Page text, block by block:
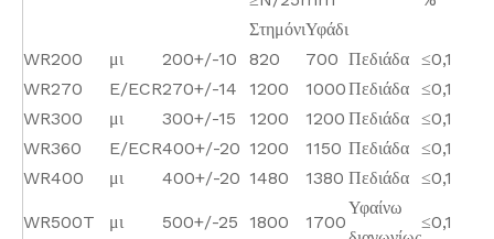
ΣτημόνιΥφάδι
WR200
μι 200+/-10 820 700 Πεδιάδα ≤0,1
WR270
E/ECR270+/-14 1200 1000Πεδιάδα ≤0,1
WR300
μι 300+/-15 1200 1200 Πεδιάδα ≤0,1
WR360
E/ECR400+/-20 1200 1150 Πεδιάδα ≤0,1
WR400
μι 400+/-20 1480 1380 Πεδιάδα ≤0,1
WR500T μι 500+/-25 1800 1700
Υφαίνω
≤0,1